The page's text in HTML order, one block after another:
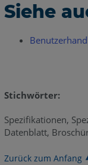
Siehe
Stichwörter:
Spezifikationen,
Datenblatt,
Zurück zum Anfang